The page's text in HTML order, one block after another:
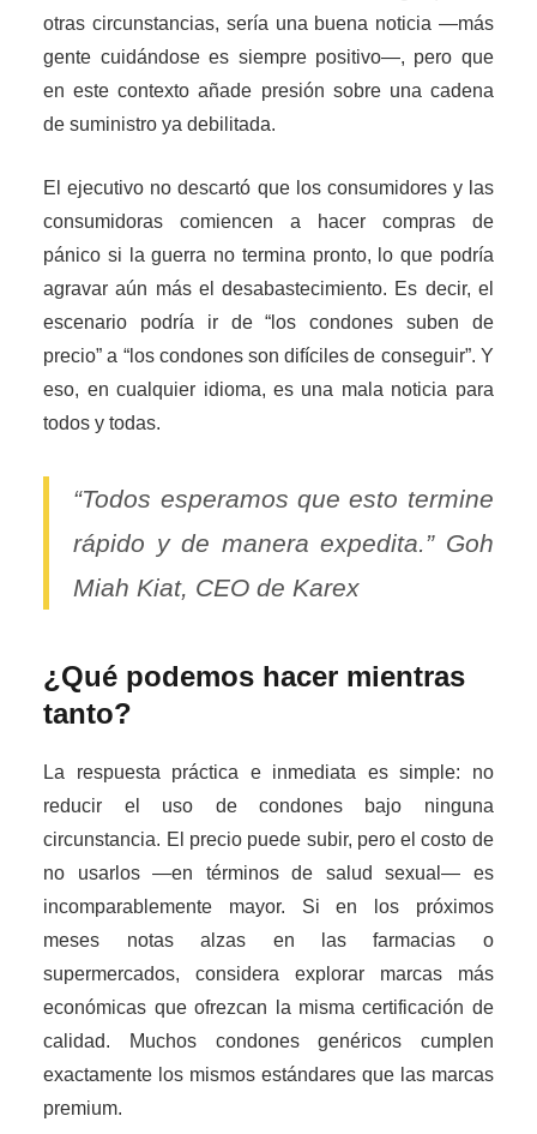
otras circunstancias, sería una buena noticia —más
gente cuidándose es siempre positivo—, pero que
en este contexto añade presión sobre una cadena
de suministro ya debilitada.
El ejecutivo no descartó que los consumidores y las
consumidoras comiencen a hacer compras de
pánico si la guerra no termina pronto, lo que podría
agravar aún más el desabastecimiento. Es decir, el
escenario podría ir de “los condones suben de
precio” a “los condones son difíciles de conseguir”. Y
eso, en cualquier idioma, es una mala noticia para
todos y todas.
“Todos esperamos que esto termine
rápido y de manera expedita.” Goh
Miah Kiat, CEO de Karex
¿Qué podemos hacer mientras
tanto?
La respuesta práctica e inmediata es simple: no
reducir el uso de condones bajo ninguna
circunstancia. El precio puede subir, pero el costo de
no usarlos —en términos de salud sexual— es
incomparablemente mayor. Si en los próximos
meses notas alzas en las farmacias o
supermercados, considera explorar marcas más
económicas que ofrezcan la misma certificación de
calidad. Muchos condones genéricos cumplen
exactamente los mismos estándares que las marcas
premium.